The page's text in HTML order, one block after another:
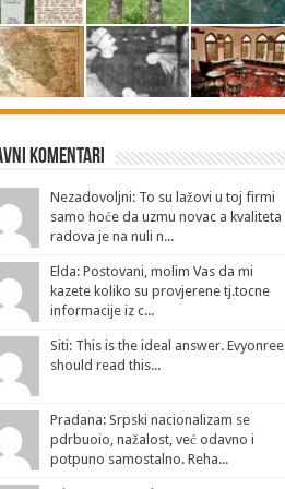
Komentari
Nezadovoljni: To su lažovi u toj firmi
samo hoće da uzmu novac a kvaliteta
radova je na nuli n...
Elda: Postovani, molim Vas da mi
kazete koliko su provjerene tj.tocne
informacije iz c...
Siti: This is the ideal answer. Evyonree
should read this...
Pradana: Srpski nacionalizam se
pdrbuoio, nažalost, već odavno i
potpuno samostalno. Reha...